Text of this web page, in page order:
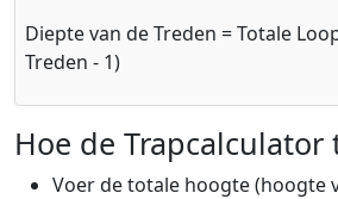
Diepte van de Treden = Totale
Treden - 1)
Hoe de Trapcalculator
Voer de totale hoogte (hoogte